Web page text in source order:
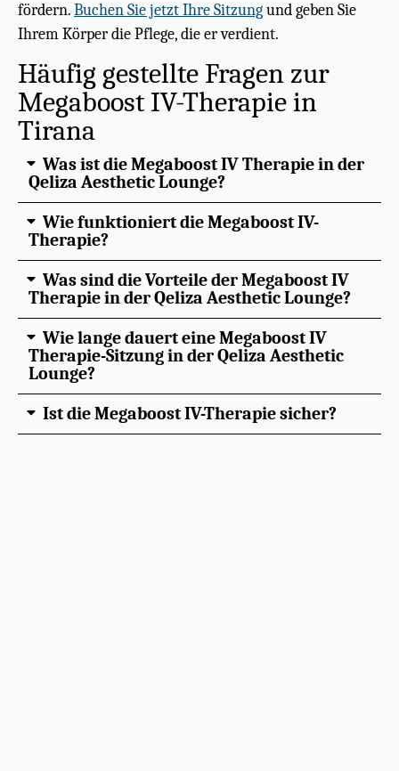
fördern.Buchen Sie jetzt Ihre Sitzungund geben Sie
Ihrem Körper die Pflege, die er verdient.
Häufig gestellte Fragen zur
Megaboost IV-Therapie in
Tirana
Was ist die Megaboost IV Therapie in der
Qeliza Aesthetic Lounge?
Wie funktioniert die Megaboost IV-
Therapie?
Was sind die Vorteile der Megaboost IV
Therapie in der Qeliza Aesthetic Lounge?
Wie lange dauert eine Megaboost IV
Therapie-Sitzung in der Qeliza Aesthetic
Lounge?
Ist die Megaboost IV-Therapie sicher?